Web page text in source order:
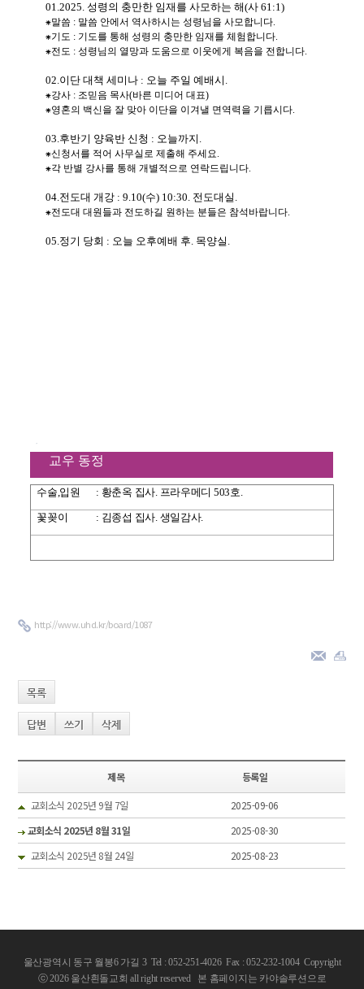
01.2025. 성령의 충만한 임재를 사모하는 해(사61:1)
⁕말씀 : 말씀 안에서 역사하시는 성령님을 사모합니다.
⁕기도 : 기도를 통해 성령의 충만한 임재를 체험합니다.
⁕전도 :성령님의 열망과 도움으로 이웃에게 복음을 전합니다.
02.이단 대책 세미나 : 오늘 주일 예배시 .
⁕강사 : 조믿음 목사(바른 미디어 대표)
⁕영혼의 백신을 잘 맞아 이단을 이겨낼 면역력을 기릅시다.
03.후반기 양육반 신청 : 오늘까지 .
⁕신청서를 적어 사무실로 제출해 주세요.
⁕각 반별 강사를 통해 개별적으로 연락드립니다.
04.전도대 개강 : 9.10(수) 10:30. 전도대실 .
⁕전도대 대원들과 전도하길 원하는 분들은 참석바랍니다.
05.정기 당회 : 오늘 오후예배 후. 목양실 .
교우 동정
수술,입원 : 황춘옥 집사. 프라우메디 503호.
꽃꽂이 : 김종섭 집사. 생일감사.
http://www.uhd.kr/board/1087
목록
답변 쓰기 삭제
제목 등록일
교회소식 2025년 9월 7일
2025-09-06
교회소식 2025년 8월 31일
2025-08-30
교회소식 2025년 8월 24일
2025-08-23
울산광역시 동구 월봉6 가길 3 Tel : 052-251-4026 Fax : 052-232-1004 Copyright
ⓒ 2026 울산흰돌교회 all right reserved 본 홈페이지는 카야솔루션으로